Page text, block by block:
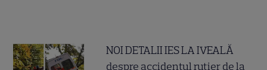
NOI DETALII IES LA IVEALĂ
despre accidentul rutier de la